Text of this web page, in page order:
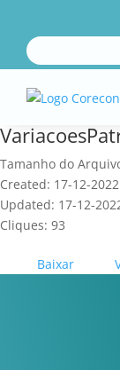
Tamanho do
Created: 17-12-2022
Updated: 17-12-
Cliques: 93
Baixar